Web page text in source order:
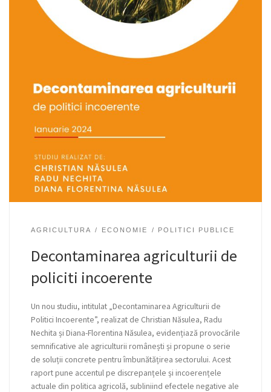
AGRICULTURA ECONOMIE POLITICI PUBLICE
Decontaminarea agriculturii de
policiti incoerente
Un nou studiu, intitulat „Decontaminarea Agriculturii de
Politici Incoerente”, realizat de Christian Năsulea, Radu
Nechita și Diana-Florentina Năsulea, evidențiază provocările
semnificative ale agriculturii românești și propune o serie
de soluții concrete pentru îmbunătățirea sectorului. Acest
raport pune accentul pe discrepanțele și incoerențele
actuale din politica agricolă, subliniind efectele negative ale